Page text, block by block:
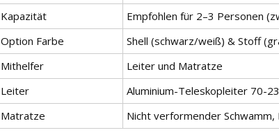
Kapazität
Empfohlen für 2–3 Personen
Option Farbe
Shell (schwarz/weiß) & Stoff
Mithelfer
Leiter und Matratze
Leiter
Aluminium-Teleskopleiter 70-
Matratze
Nicht verformender